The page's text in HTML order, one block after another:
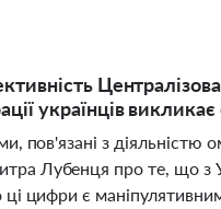
українців викликає
пов'язані з
Лубенця про те, що з
цифри є